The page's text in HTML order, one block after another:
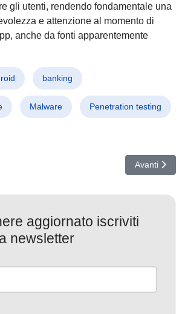
gli utenti, rendendo fondamentale una
e attenzione al momento di
anche da fonti apparentemente
banking
Malware Penetration testing
Cybercrime Scatenato: Hacker arrestati,
Articolo
Avanti
aggiornato iscriviti
newsletter